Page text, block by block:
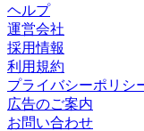
ヘルプ
運営会社
採用情報
利用規約
プライバシーポリシ
広告のご案内
お問い合わせ